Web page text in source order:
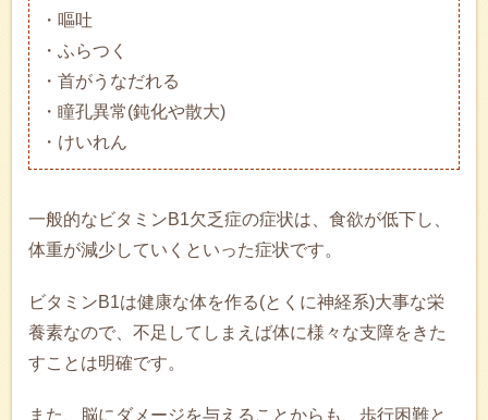
・嘔吐
・ふらつく
・首がうなだれる
・瞳孔異常(鈍化や散大)
・けいれん
一般的なビタミンB1欠乏症の症状は、食欲が低下し、
体重が減少していくといった症状です。
ビタミンB1は健康な体を作る(とくに神経系)大事な栄
養素なので、不足してしまえば体に様々な支障をきた
すことは明確です。
また、脳にダメージを与えることからも、歩行困難と